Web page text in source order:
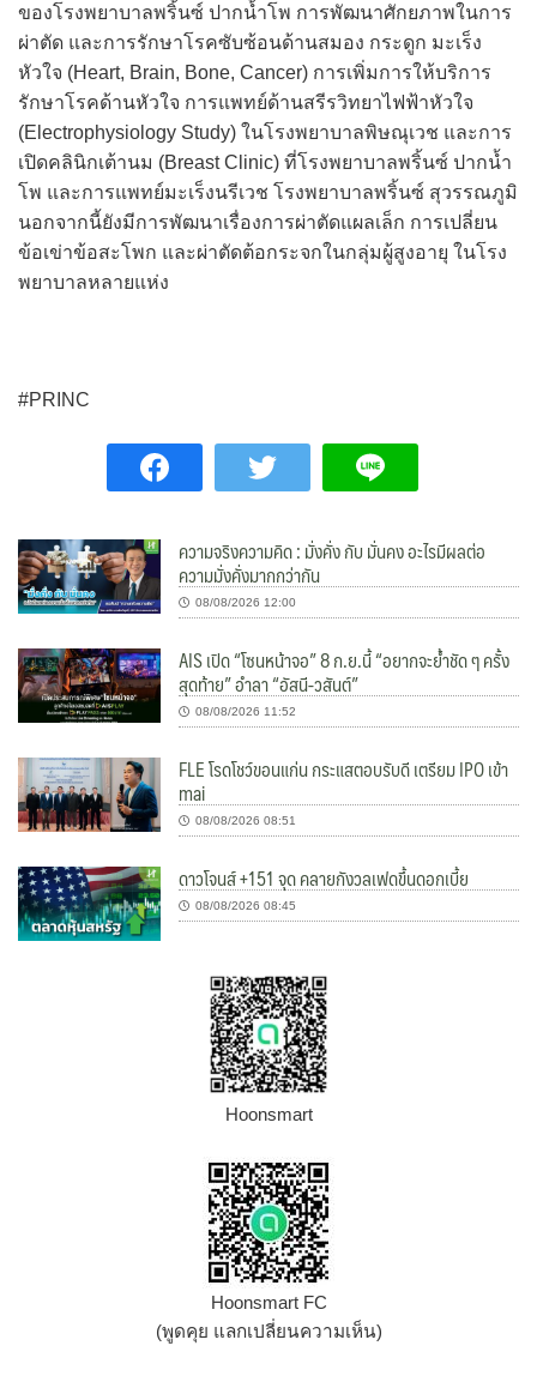
ของโรงพยาบาลพริ้นซ์ ปากน้ำโพ การพัฒนาศักยภาพในการ
ผ่าตัด และการรักษาโรคซับซ้อนด้านสมอง กระดูก มะเร็ง
หัวใจ (Heart, Brain, Bone, Cancer) การเพิ่มการให้บริการ
รักษาโรคด้านหัวใจ การแพทย์ด้านสรีรวิทยาไฟฟ้าหัวใจ
(Electrophysiology Study) ในโรงพยาบาลพิษณุเวช และการ
เปิดคลินิกเต้านม (Breast Clinic) ที่โรงพยาบาลพริ้นซ์ ปากน้ำ
โพ และการแพทย์มะเร็งนรีเวช โรงพยาบาลพริ้นซ์ สุวรรณภูมิ
นอกจากนี้ยังมีการพัฒนาเรื่องการผ่าตัดแผลเล็ก การเปลี่ยน
ข้อเข่าข้อสะโพก และผ่าตัดต้อกระจกในกลุ่มผู้สูงอายุ ในโรง
พยาบาลหลายแห่ง
#PRINC
ความจริงความคิด : มั่งคั่ง กับ มั่นคง อะไรมีผลต่อ
ความมั่งคั่งมากกว่ากัน
08/08/2026 12:00
AIS เปิด “โซนหน้าจอ” 8 ก.ย.นี้ “อยากจะย้ำชัด ๆ ครั้ง
สุดท้าย” อำลา “อัสนี-วสันต์”
08/08/2026 11:52
FLE โรดโชว์ขอนแก่น กระแสตอบรับดี เตรียม IPO เข้า
mai
08/08/2026 08:51
ดาวโจนส์ +151 จุด คลายกังวลเฟดขึ้นดอกเบี้ย
08/08/2026 08:45
Hoonsmart
Hoonsmart FC
(พูดคุย แลกเปลี่ยนความเห็น)